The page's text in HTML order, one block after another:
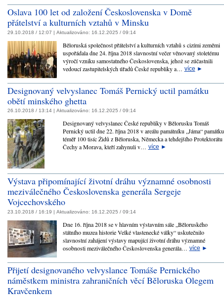
Oslava 100 let od založení Československa v Domě
přátelství a kulturních vztahů v Minsku
29.10.2018 / 12:07 | Aktualizováno: 16.12.2025 / 09:14
Běloruská společnost přátelství a kulturních vztahů s cizími zeměmi
uspořádala dne 24. října 2018 slavnostní večer věnovaný stoletému
výročí vzniku samostatného Československa, jehož se zúčastnili
vedoucí zastupitelských úřadů České republiky a… více ►
Designovaný velvyslanec Tomáš Pernický uctil památku
obětí minského ghetta
26.10.2018 / 13:14 | Aktualizováno: 16.12.2025 / 09:14
Designovaný velvyslanec České republiky v Bělorusku Tomáš
Pernický uctil dne 22. října 2018 v areálu památníku „Jáma“ památku
téměř 100 tisíc Židů z Běloruska, Německa a tehdejšího Protektorátu
Čechy a Morava, kteří zahynuli v… více ►
Výstava připomínající životní dráhu významné osobnosti
meziválečného Československa generála Sergeje
Vojcechovského
23.10.2018 / 16:19 | Aktualizováno: 16.12.2025 / 09:14
Dne 16. října 2018 se v hlavním výstavním sále „Běloruského
státního muzea historie Velké vlastenecké války“ uskutečnilo
slavnostní zahájení výstavy mapující životní dráhu významné
osobnosti meziválečného Československa generála… více ►
Přijetí designovaného velvyslance Tomáše Pernického
náměstkem ministra zahraničních věcí Běloruska Olegem
Kravčenkem